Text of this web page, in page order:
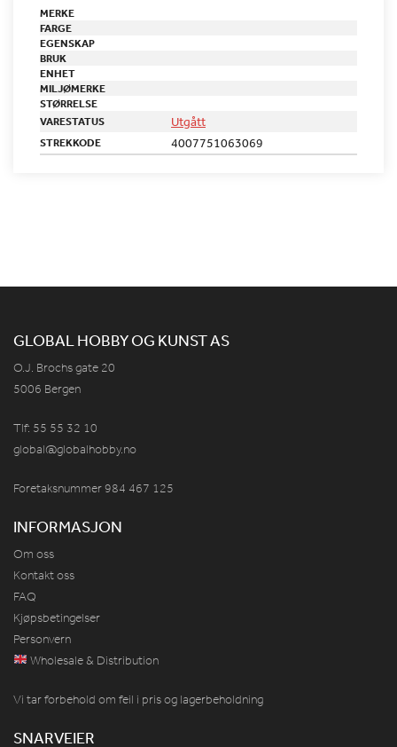
MERKE
FARGE
EGENSKAP
BRUK
ENHET
MILJØMERKE
STØRRELSE
VARESTATUS
Utgått
STREKKODE 4007751063069
GLOBAL HOBBY OG KUNST AS
O.J. Brochs gate 20
5006 Bergen
Tlf: 55 55 32 10
global@globalhobby.no
Foretaksnummer 984 467 125
INFORMASJON
Om oss
Kontakt oss
FAQ
Kjøpsbetingelser
Personvern
Wholesale & Distribution
Vi tar forbehold om feil i pris og lagerbeholdning
SNARVEIER